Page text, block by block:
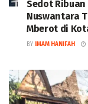
Sedot
Nuswantara
Mberot di
BY IMAM HANIFAH